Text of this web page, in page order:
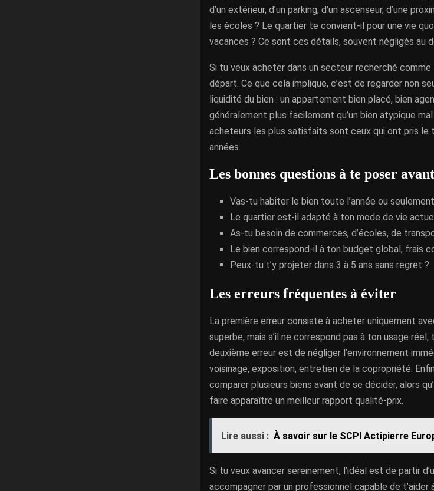
d’un extérieur, d’un parking, d’un ascenseur, d’une
les écoles ? Le quartier te convient-il pour une vie
vacances ? Ce sont ces détails, souvent négligés au
Si tu veux acheter dans un secteur recherché
départ. Ce que cela implique, c’est de regarder non
liquidité du bien : un appartement bien placé, bien
généralement plus facilement qu’un bien atypique
acheteurs les plus satisfaits sont ceux qui ont pris le
années.
Les bonnes questions à te poser
Vas-tu habiter le bien toute l’année ou
Le quartier est-il adapté à ton mode de vie
As-tu besoin de commerces, d’écoles, de
Le bien correspond-il à ton budget global, frais
Peux-tu t’y projeter dans 3 à 5 ans sans regret ?
Les erreurs fréquentes à éviter
La première erreur consiste à acheter uniquement
superbe, mais s’il ne correspond pas à ton usage
deuxième erreur est de négliger l’environnement
voisinage, exposition, entretien de la copropriété.
comparer plusieurs biens avant de se décider, alors
faire apparaître un meilleur rapport qualité-prix.
Lire aussi : À savoir sur le SCPI Actipierre
Si tu veux avancer sereinement, l’idéal est de partir
accompagner par un professionnel capable de t’aider